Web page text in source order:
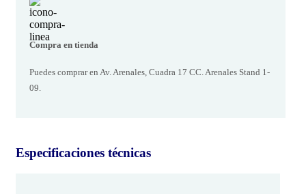
Compra en tienda
Puedes comprar en Av. Arenales, Cuadra 17 CC. Arenales Stand 1-
09.
Especificaciones técnicas